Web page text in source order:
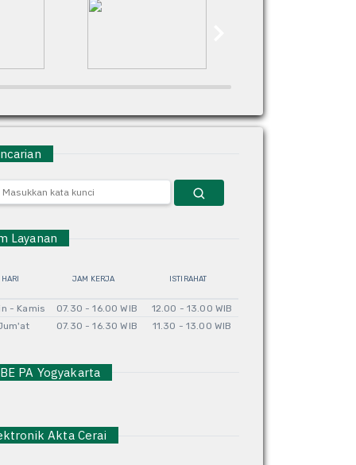
Layanan
HARI JAM KERJA ISTIRAHAT
- Kamis 07.30 - 16.00 WIB
12.00 - 13.00 WIB
07.30 - 16.30 WIB 11.30 - 13.00 WIB
PA Yogyakarta
Akta Cerai